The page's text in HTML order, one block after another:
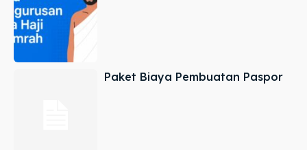
Paket Biaya Pembuatan Paspor